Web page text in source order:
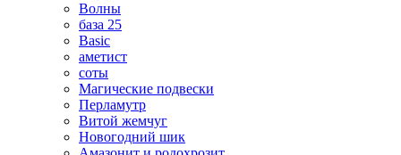
Волны
база 25
Basic
аметист
соты
Магические подвески
Перламутр
Витой жемчуг
Новогодний шик